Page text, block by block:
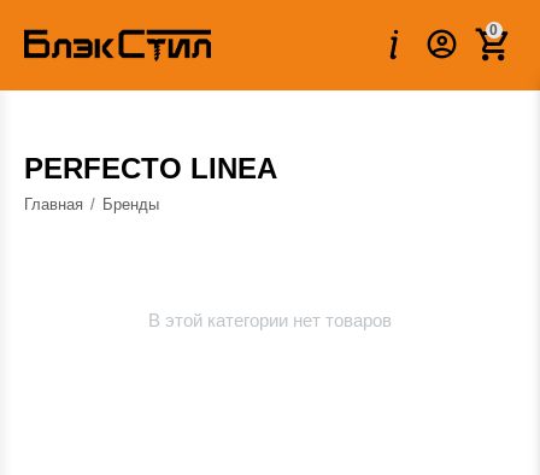
0
PERFECTO LINEA
Главная / Бренды
В этой категории нет товаров